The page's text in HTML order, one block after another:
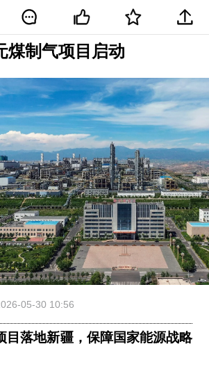
煤制气项目启动
05-30 10:56
目落地新疆，保障国家能源战略